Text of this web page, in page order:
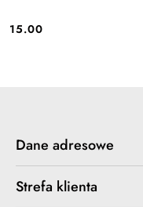
Cena:
15.00
Dane adresowe
Strefa klienta